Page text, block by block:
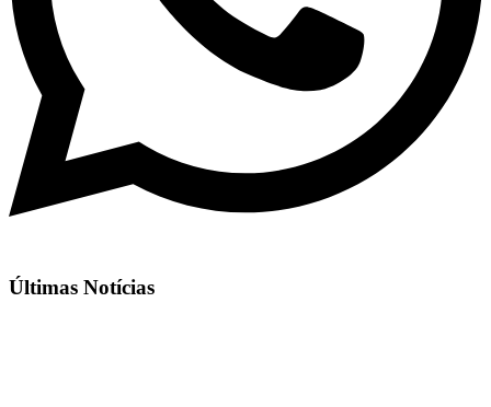
Últimas Notícias